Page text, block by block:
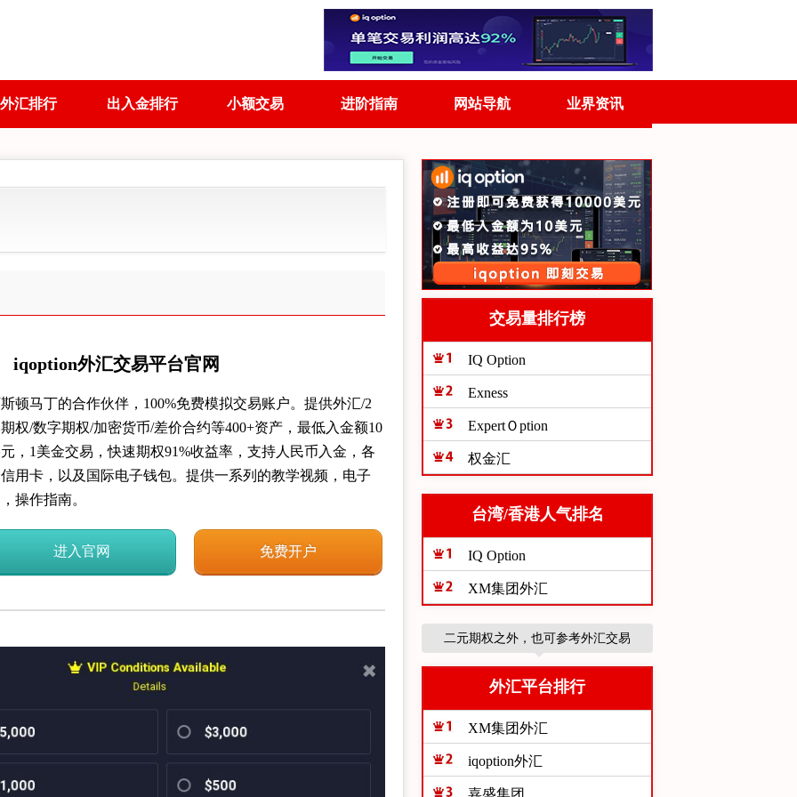
外汇排行 出入金排行 小额交易 进阶指南 网站导航 业界资讯
iqoption外汇交易平台官网
顿马丁的合作伙伴，100%免费模拟交易账户。提供外汇/2
权/数字期权/加密货币/差价合约等400+资产，最低入金额10
，1美金交易，快速期权91%收益率，支持人民币入金，各
用卡，以及国际电子钱包。提供一系列的教学视频，电子
操作指南。
进入官网 免费开户
交易量排行榜
IQ Option
Exness
ExpertＯption
权金汇
台湾/香港人气排名
IQ Option
XM集团外汇
二元期权之外，也可参考外汇交易
外汇平台排行
XM集团外汇
iqoption外汇
嘉盛集团